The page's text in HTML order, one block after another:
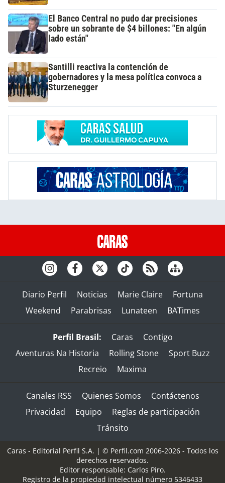
El Banco Central no pudo dar precisiones
sobre un sobrante de $4 billones: "En algún
lado están"
Santilli reactiva la contención de
gobernadores y la mesa política convoca a
Sturzenegger
Diario Perfil Noticias Marie Claire
Fortuna
Weekend
Parabrisas Lunateen BATimes
Perfil Brasil: Caras
Contigo
Aventuras Na Historia
Rolling Stone
Sport Buzz
Recreio
Maxima
Canales RSS Quienes Somos
Contáctenos
Privacidad
Equipo
Reglas de participación
Tránsito
Caras - Editorial Perfil S.A. | © Perfil.com 2006-2026 - Todos los
derechos reservados.
Editor responsable: Carlos Piro.
Registro de la propiedad intelectual número 5346433